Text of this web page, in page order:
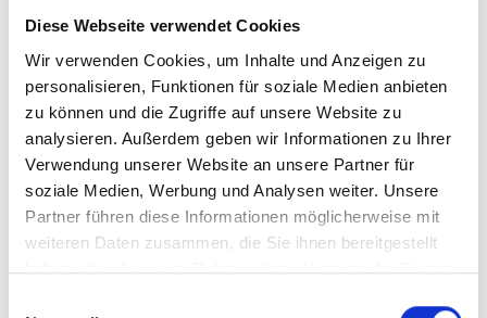
Diese Webseite verwendet Cookies
Wir verwenden Cookies, um Inhalte und Anzeigen zu
personalisieren, Funktionen für soziale Medien anbieten
zu können und die Zugriffe auf unsere Website zu
analysieren. Außerdem geben wir Informationen zu Ihrer
Verwendung unserer Website an unsere Partner für
soziale Medien, Werbung und Analysen weiter. Unsere
Partner führen diese Informationen möglicherweise mit
weiteren Daten zusammen, die Sie ihnen bereitgestellt
haben oder die sie im Rahmen Ihrer Nutzung der Dienste
deiner individuellen Vorlage zeigt,
anstatt eine Einheitslösung zu bieten.
Der Prozess des wissenschaftlichen
Schreibens kann ohne das richtige
Wissen eine große Herausforderung
darstellen. Jedoch, ausgestattet mit
denTechniken und Strategiendieses
Kurses, wird die Formatierung deiner